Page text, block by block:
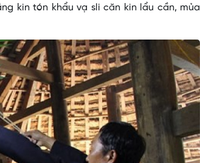
kin tón khẩu vạ sli căn kin lẩu cần, mủa